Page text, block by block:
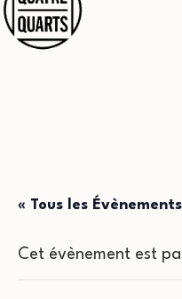
contenu
« Tous les Évènements
Cet évènement est